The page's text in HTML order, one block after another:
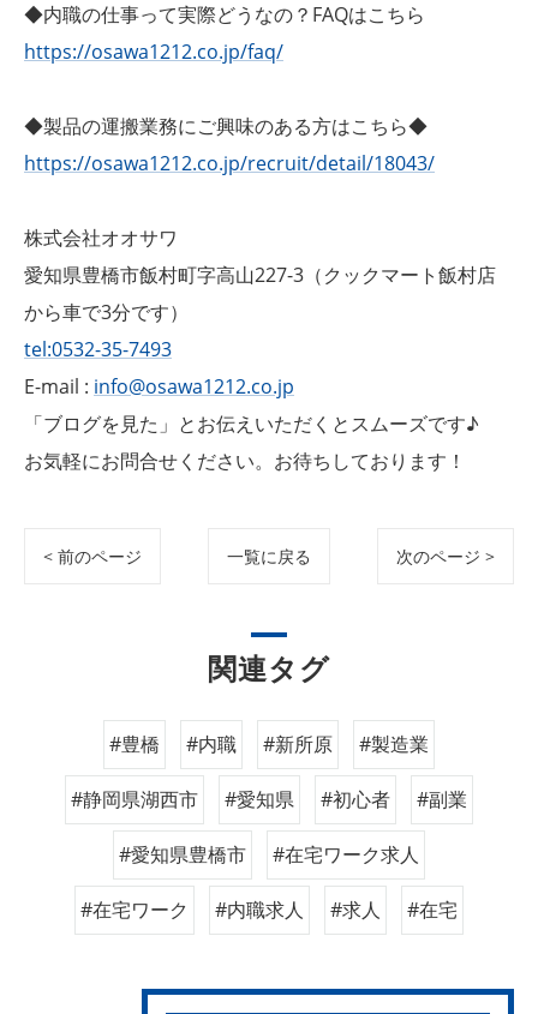
◆内職の仕事って実際どうなの？FAQはこちら
https://osawa1212.co.jp/faq/
◆製品の運搬業務にご興味のある方はこちら◆
https://osawa1212.co.jp/recruit/detail/18043/
株式会社オオサワ
愛知県豊橋市飯村町字高山227-3（クックマート飯村店
から車で3分です）
tel:0532-35-7493
E-mail : info@osawa1212.co.jp
「ブログを見た」とお伝えいただくとスムーズです♪
お気軽にお問合せください。お待ちしております！
< 前のページ 一覧に戻る 次のページ >
関連タグ
#豊橋 #内職 #新所原 #製造業
#静岡県湖西市 #愛知県 #初心者 #副業
#愛知県豊橋市 #在宅ワーク求人
#在宅ワーク #内職求人 #求人 #在宅